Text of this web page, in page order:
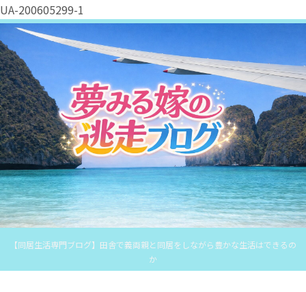
UA-200605299-1
【同居生活専門ブログ】田舎で義両親と同居をしながら豊かな生活はできるの
か